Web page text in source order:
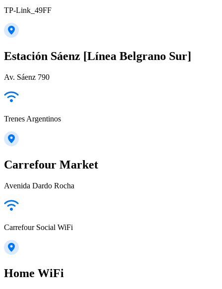
TP-Link_49FF
Estación Sáenz [Línea Belgrano Sur]
Av. Sáenz 790
Trenes Argentinos
Carrefour Market
Avenida Dardo Rocha
Carrefour Social WiFi
Home WiFi